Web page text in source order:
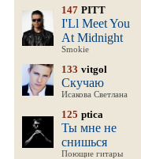
147 PITT
I'Ll Meet You
At Midnight
Smokie
133 vitgol
Скучаю
Исакова Светлана
125 ptica
Ты мне не
снишься
Поющие гитары